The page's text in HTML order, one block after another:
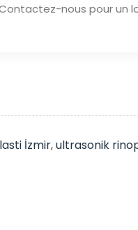
nous pour un
İzmir,ultrasonik